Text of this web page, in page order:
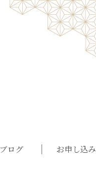
ブログ お申し込み